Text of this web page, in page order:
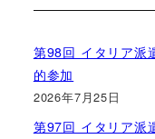
第98回 イタリア派
的参加
2026年7月25日
第97回 イタリア派